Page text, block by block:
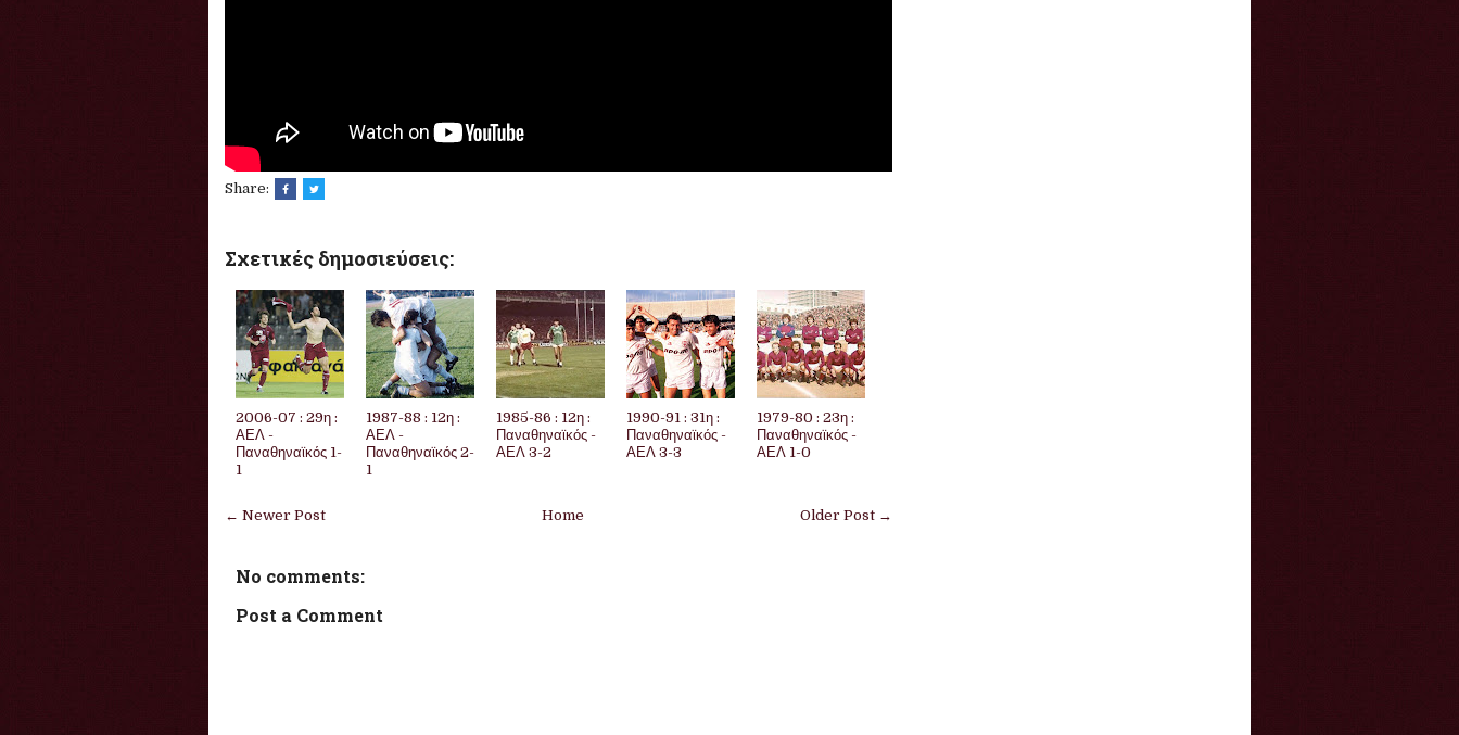
Share:
Σχετικές δημοσιεύσεις:
2006-07 : 29η :
ΑΕΛ -
Παναθηναϊκός 1-
1
1987-88 : 12η :
ΑΕΛ -
Παναθηναϊκός 2-
1
1985-86 : 12η :
Παναθηναϊκός -
ΑΕΛ 3-2
1990-91 : 31η :
Παναθηναϊκός -
ΑΕΛ 3-3
1979-80 : 23η :
Παναθηναϊκός -
ΑΕΛ 1-0
← Newer Post Older Post →
Home
No comments:
Post a Comment